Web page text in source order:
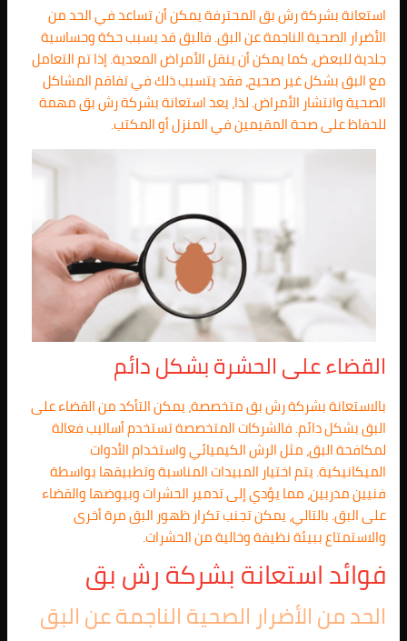
استعانة بشركة رش بق المحترفة يمكن أن تساعد في الحد من
الأضرار الصحية الناجمة عن البق. فالبق قد يسبب حكة وحساسية
جلدية للبعض، كما يمكن أن ينقل الأمراض المعدية. إذا تم التعامل
مع البق بشكل غير صحيح، فقد يتسبب ذلك في تفاقم المشاكل
الصحية وانتشار الأمراض. لذا، يعد استعانة بشركة رش بق مهمة
للحفاظ على صحة المقيمين في المنزل أو المكتب.
القضاء على الحشرة بشكل دائم
بالاستعانة بشركة رش بق متخصصة، يمكن التأكد من القضاء على
البق بشكل دائم. فالشركات المتخصصة تستخدم أساليب فعالة
لمكافحة البق، مثل الرش الكيميائي واستخدام الأدوات
الميكانيكية. يتم اختيار المبيدات المناسبة وتطبيقها بواسطة
فنيين مدربين، مما يؤدي إلى تدمير الحشرات وبيوضها والقضاء
على البق. بالتالي، يمكن تجنب تكرار ظهور البق مرة أخرى
والاستمتاع ببيئة نظيفة وخالية من الحشرات.
فوائد استعانة بشركة رش بق
الحد من الأضرار الصحية الناجمة عن البق